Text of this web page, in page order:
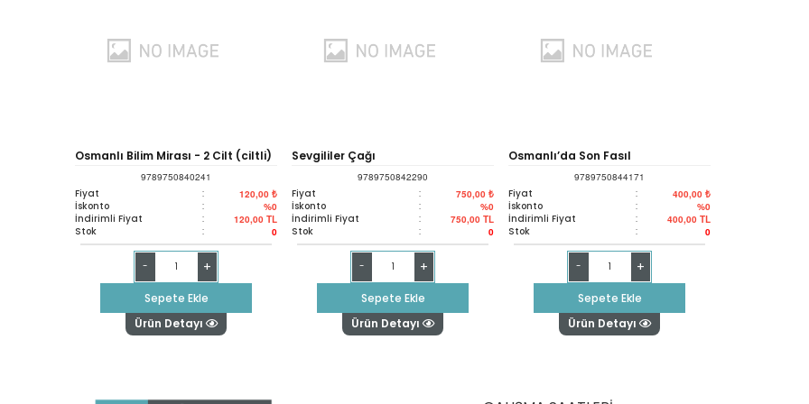
Osmanlı Bilim Mirası - 2 Cilt (ciltli)
9789750840241
Fiyat : 120,00 ₺
İskonto : %0
İndirimli Fiyat : 120,00 TL
Stok : 0
- +
Sepete Ekle
Ürün Detayı
Sevgililer Çağı
9789750842290
Fiyat : 750,00 ₺
İskonto : %0
İndirimli Fiyat : 750,00 TL
Stok : 0
- +
Sepete Ekle
Ürün Detayı
Osmanlı’da Son Fasıl
9789750844171
Fiyat : 400,00 ₺
İskonto : %0
İndirimli Fiyat : 400,00 TL
Stok : 0
- +
Sepete Ekle
Ürün Detayı